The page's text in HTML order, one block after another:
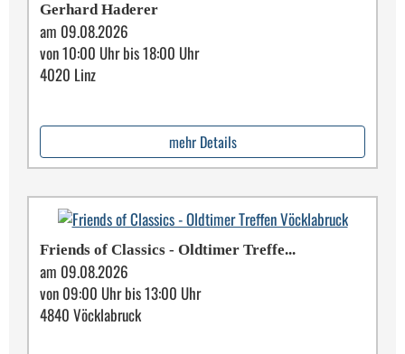
Gerhard Haderer
am 09.08.2026
von 10:00 Uhr bis 18:00 Uhr
4020 Linz
mehr Details
Friends of Classics - Oldtimer Treffe...
am 09.08.2026
von 09:00 Uhr bis 13:00 Uhr
4840 Vöcklabruck